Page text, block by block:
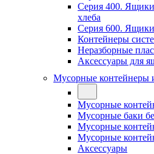
Серия 400. Ящики
хлеба
Серия 600.
Контейнеры
Неразборные
Аксессуары для
Мусорные контейнеры
Мусорные
Мусорные баки
Мусорные
Мусорные
Аксессуары